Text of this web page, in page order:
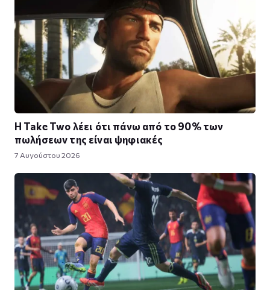
Η Take Twο λέει ότι πάνω από το 90% των
πωλήσεων της είναι ψηφιακές
7 Αυγούστου 2026